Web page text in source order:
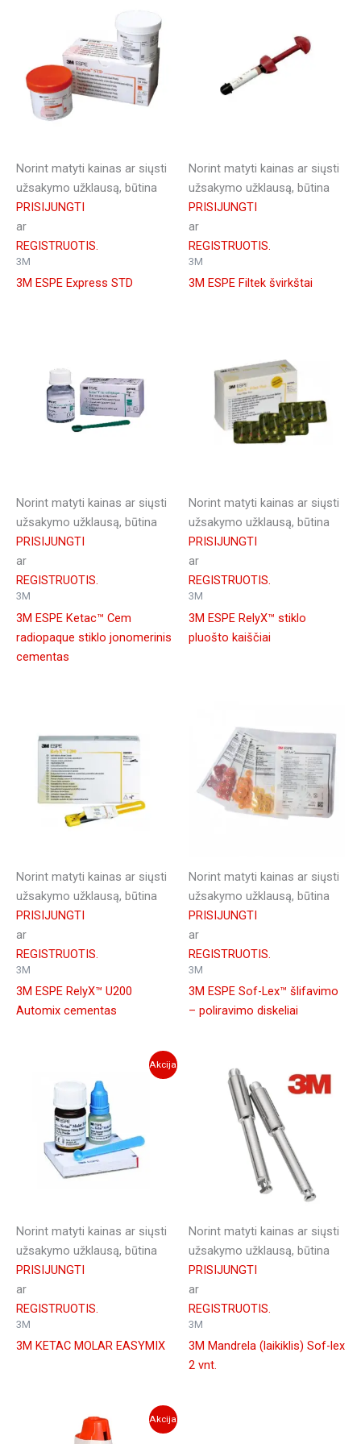
Norint matyti kainas ar siųsti
užsakymo užklausą, būtina
PRISIJUNGTI
ar
REGISTRUOTIS.
3M
3M ESPE Express STD
Norint matyti kainas ar siųsti
užsakymo užklausą, būtina
PRISIJUNGTI
ar
REGISTRUOTIS.
3M
3M ESPE Filtek švirkštai
Norint matyti kainas ar siųsti
užsakymo užklausą, būtina
PRISIJUNGTI
ar
REGISTRUOTIS.
3M
3M ESPE Ketac™ Cem
radiopaque stiklo jonomerinis
cementas
Norint matyti kainas ar siųsti
užsakymo užklausą, būtina
PRISIJUNGTI
ar
REGISTRUOTIS.
3M
3M ESPE RelyX™ stiklo
pluošto kaiščiai
Norint matyti kainas ar siųsti
užsakymo užklausą, būtina
PRISIJUNGTI
ar
REGISTRUOTIS.
3M
3M ESPE RelyX™ U200
Automix cementas
Norint matyti kainas ar siųsti
užsakymo užklausą, būtina
PRISIJUNGTI
ar
REGISTRUOTIS.
3M
3M ESPE Sof-Lex™ šlifavimo
– poliravimo diskeliai
Akcija
Norint matyti kainas ar siųsti
užsakymo užklausą, būtina
PRISIJUNGTI
ar
REGISTRUOTIS.
3M
3M KETAC MOLAR EASYMIX
Norint matyti kainas ar siųsti
užsakymo užklausą, būtina
PRISIJUNGTI
ar
REGISTRUOTIS.
3M
3M Mandrela (laikiklis) Sof-lex
2 vnt.
Akcija